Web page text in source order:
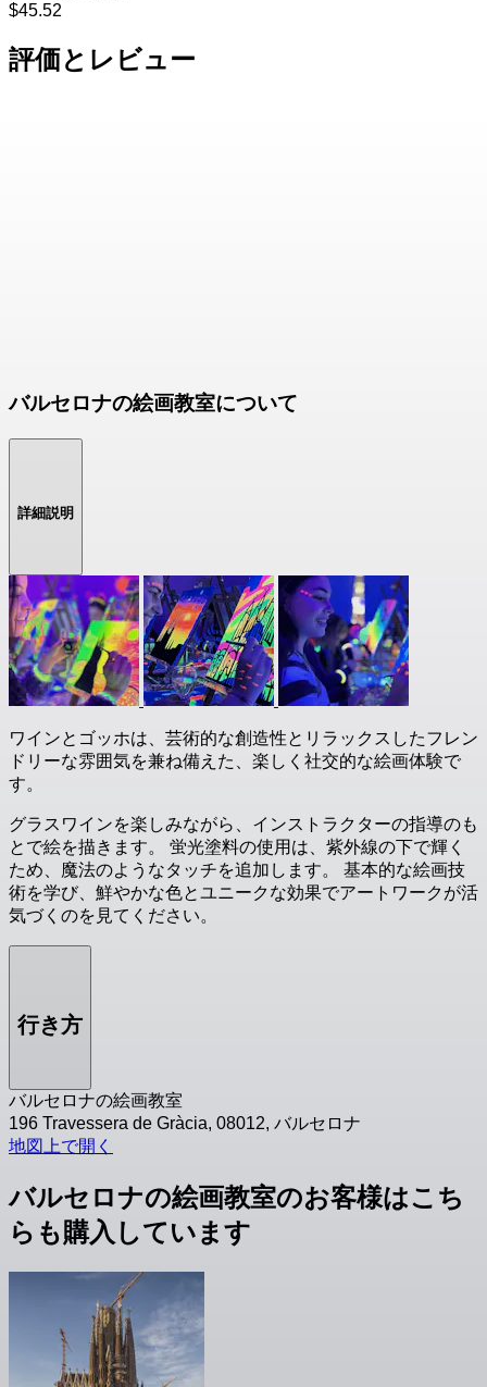
$45.52
評価とレビュー
バルセロナの絵画教室について
詳細説明
ワインとゴッホは、芸術的な創造性とリラックスしたフレン
ドリーな雰囲気を兼ね備えた、楽しく社交的な絵画体験で
す。
グラスワインを楽しみながら、インストラクターの指導のも
とで絵を描きます。 蛍光塗料の使用は、紫外線の下で輝く
ため、魔法のようなタッチを追加します。 基本的な絵画技
術を学び、鮮やかな色とユニークな効果でアートワークが活
気づくのを見てください。
行き方
バルセロナの絵画教室
196 Travessera de Gràcia, 08012, バルセロナ
地図上で開く
バルセロナの絵画教室のお客様はこち
らも購入しています